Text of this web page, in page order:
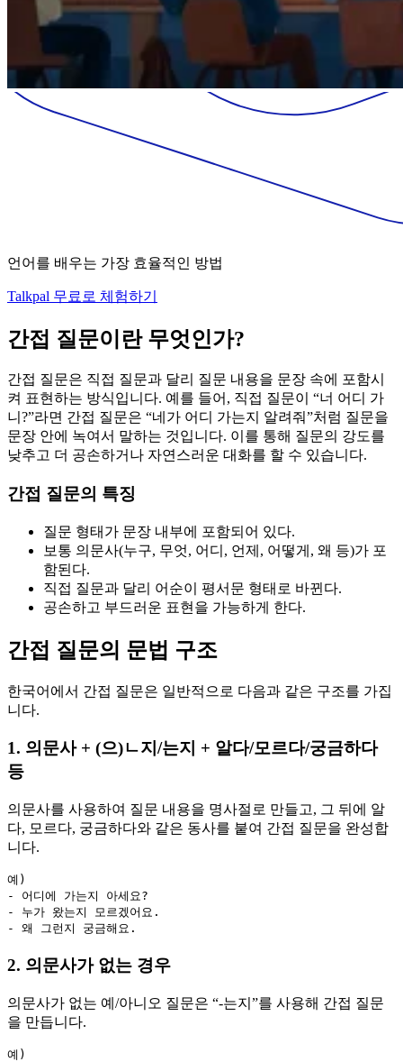
언어를 배우는 가장 효율적인 방법
Talkpal 무료로 체험하기
간접 질문이란 무엇인가?
간접 질문은 직접 질문과 달리 질문 내용을 문장 속에 포함시
켜 표현하는 방식입니다. 예를 들어, 직접 질문이 “너 어디 가
니?”라면 간접 질문은 “네가 어디 가는지 알려줘”처럼 질문을
문장 안에 녹여서 말하는 것입니다. 이를 통해 질문의 강도를
낮추고 더 공손하거나 자연스러운 대화를 할 수 있습니다.
간접 질문의 특징
질문 형태가 문장 내부에 포함되어 있다.
보통 의문사(누구, 무엇, 어디, 언제, 어떻게, 왜 등)가 포
함된다.
직접 질문과 달리 어순이 평서문 형태로 바뀐다.
공손하고 부드러운 표현을 가능하게 한다.
간접 질문의 문법 구조
한국어에서 간접 질문은 일반적으로 다음과 같은 구조를 가집
니다.
1. 의문사 + (으)ㄴ지/는지 + 알다/모르다/궁금하다
등
의문사를 사용하여 질문 내용을 명사절로 만들고, 그 뒤에 알
다, 모르다, 궁금하다와 같은 동사를 붙여 간접 질문을 완성합
니다.
예)
- 어디에 가는지 아세요?
- 누가 왔는지 모르겠어요.
2. 의문사가 없는 경우
의문사가 없는 예/아니오 질문은 “-는지”를 사용해 간접 질문
을 만듭니다.
예)